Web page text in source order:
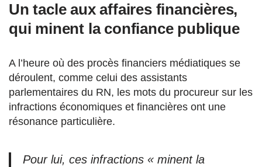
Un tacle aux affaires financières,
qui minent la confiance publique
A l’heure où des procès financiers médiatiques se
déroulent, comme celui des assistants
parlementaires du RN, les mots du procureur sur les
infractions économiques et financières ont une
résonance particulière.
Pour lui, ces infractions « minent la